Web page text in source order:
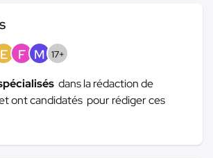
E F M 17+
dans la rédaction de
ont candidatés pour rédiger ces